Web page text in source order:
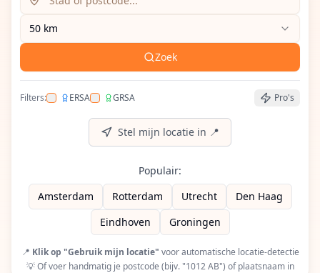
Voer een stad, postcode of adres in om
50 km
Zoek
Filters: ERSA
Filter op ERSA (European Racquet Stringers
GRSA
Filter op GRSA (Global Racquet Pro's
Stel mijn locatie in 📍
Populair:
Amsterdam
Rotterdam Utrecht
Den Haag
Eindhoven
Groningen
📍 Klik op "Gebruik mijn locatie" voor automatische locatie-detectie
💡 Of voer handmatig je postcode (bijv. "1012 AB") of plaatsnaam in